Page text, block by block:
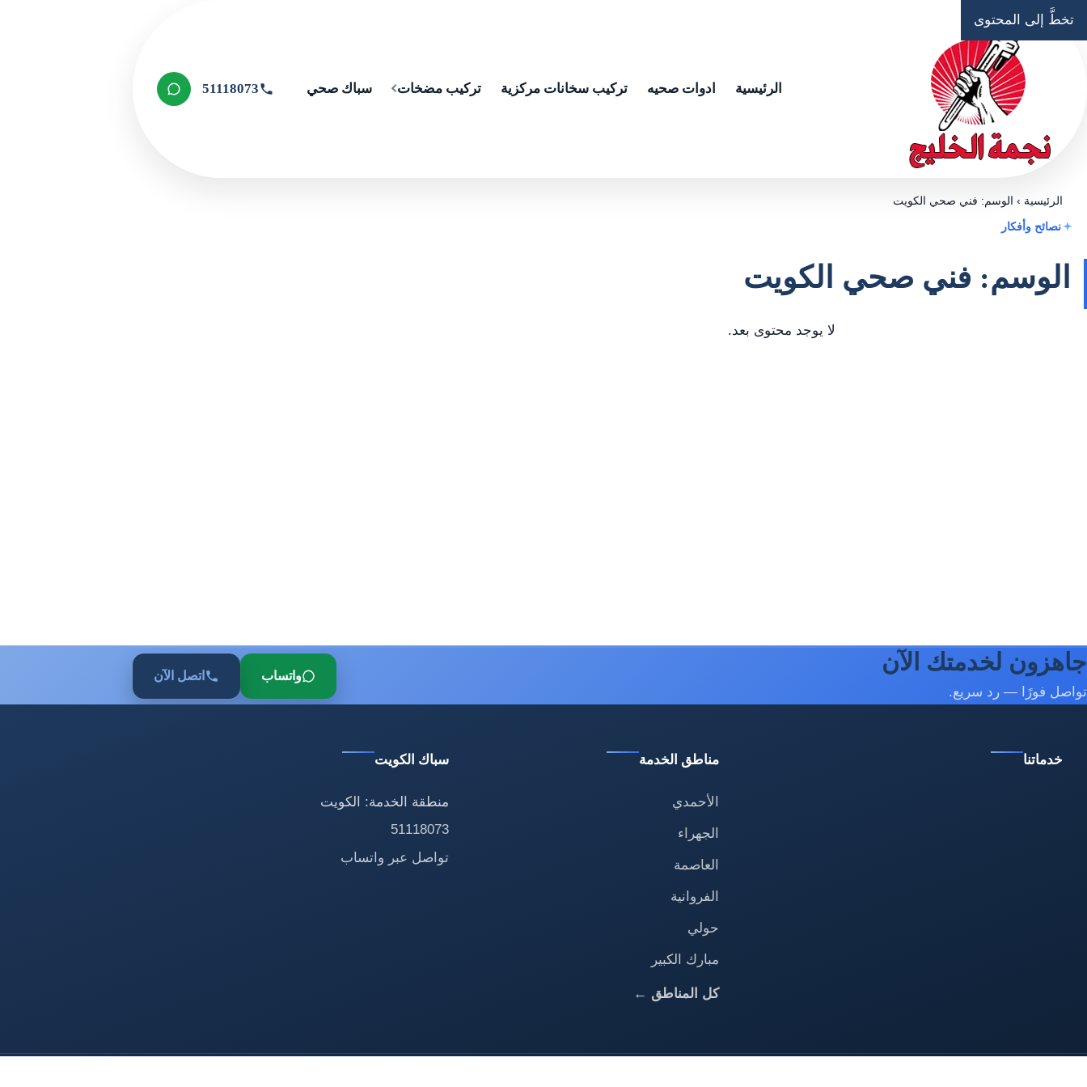
تخطَّ إلى المحتوى
الرئيسية ادوات صحيه تركيب سخانات مركزية تركيب مضخات سباك صحي 51118073
الرئيسية › الوسم: فني صحي الكويت
نصائح وأفكار
الوسم: فني صحي الكويت
لا يوجد محتوى بعد.
جاهزون لخدمتك الآن
تواصل فورًا — رد سريع.
واتساب اتصل الآن
خدماتنا مناطق الخدمة
الأحمدي
الجهراء
العاصمة
الفروانية
حولي
مبارك الكبير
كل المناطق ←
سباك الكويت
منطقة الخدمة: الكويت
51118073
تواصل عبر واتساب